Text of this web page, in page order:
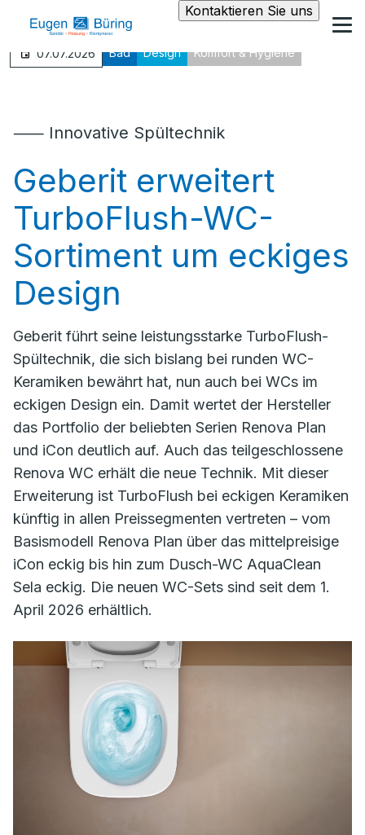
Kontaktieren Sie uns
07.07.2026 Bad Design Komfort & Hygiene
⸺ Innovative Spültechnik
Geberit erweitert
TurboFlush-WC-
Sortiment um eckiges
Design
Geberit führt seine leistungsstarke TurboFlush-
Spültechnik, die sich bislang bei runden WC-
Keramiken bewährt hat, nun auch bei WCs im
eckigen Design ein. Damit wertet der Hersteller
das Portfolio der beliebten Serien Renova Plan
und iCon deutlich auf. Auch das teilgeschlossene
Renova WC erhält die neue Technik. Mit dieser
Erweiterung ist TurboFlush bei eckigen Keramiken
künftig in allen Preissegmenten vertreten – vom
Basismodell Renova Plan über das mittelpreisige
iCon eckig bis hin zum Dusch-WC AquaClean
Sela eckig. Die neuen WC-Sets sind seit dem 1.
April 2026 erhältlich.